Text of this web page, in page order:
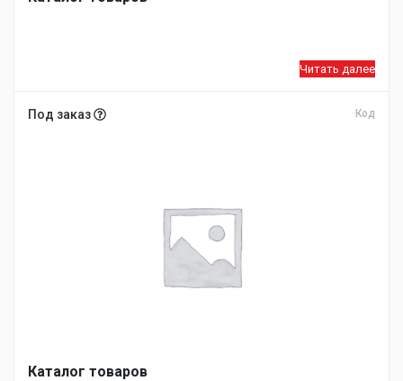
Читать далее
Под заказ Код
Каталог товаров